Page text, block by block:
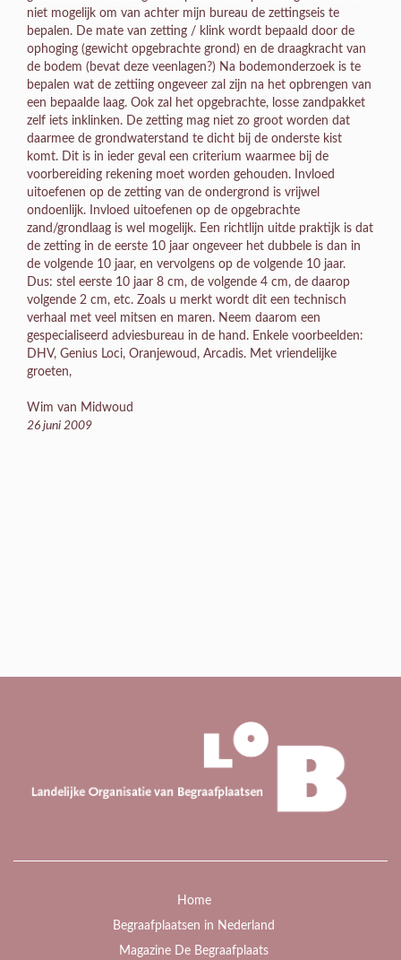
niet mogelijk om van achter mijn bureau de zettingseis te
bepalen. De mate van zetting / klink wordt bepaald door de
ophoging (gewicht opgebrachte grond) en de draagkracht van
de bodem (bevat deze veenlagen?) Na bodemonderzoek is te
bepalen wat de zettiing ongeveer zal zijn na het opbrengen van
een bepaalde laag. Ook zal het opgebrachte, losse zandpakket
zelf iets inklinken. De zetting mag niet zo groot worden dat
daarmee de grondwaterstand te dicht bij de onderste kist
komt. Dit is in ieder geval een criterium waarmee bij de
voorbereiding rekening moet worden gehouden. Invloed
uitoefenen op de zetting van de ondergrond is vrijwel
ondoenlijk. Invloed uitoefenen op de opgebrachte
zand/grondlaag is wel mogelijk. Een richtlijn uitde praktijk is dat
de zetting in de eerste 10 jaar ongeveer het dubbele is dan in
de volgende 10 jaar, en vervolgens op de volgende 10 jaar.
Dus: stel eerste 10 jaar 8 cm, de volgende 4 cm, de daarop
volgende 2 cm, etc. Zoals u merkt wordt dit een technisch
verhaal met veel mitsen en maren. Neem daarom een
gespecialiseerd adviesbureau in de hand. Enkele voorbeelden:
DHV, Genius Loci, Oranjewoud, Arcadis. Met vriendelijke
groeten,
Wim van Midwoud
26 juni 2009
Home
Begraafplaatsen in Nederland
Magazine De Begraafplaats